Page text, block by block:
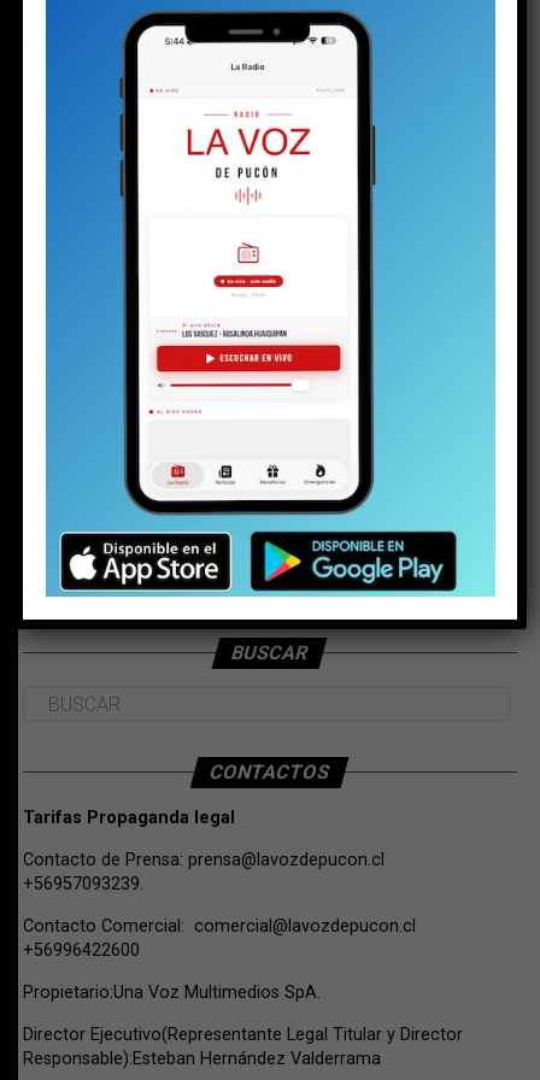
BUSCAR
CONTACTOS
Tarifas Propaganda legal
Contacto de Prensa: prensa@lavozdepucon.cl
+56957093239.
Contacto Comercial: comercial@lavozdepucon.cl
+56996422600
Propietario:Una Voz Multimedios SpA.
Director Ejecutivo(Representante Legal Titular y Director
Responsable):Esteban Hernández Valderrama